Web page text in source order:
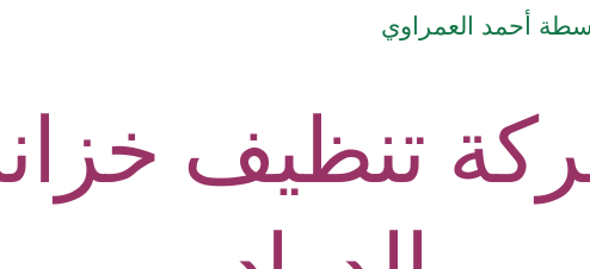
أحمد العمراوي
تنظيف